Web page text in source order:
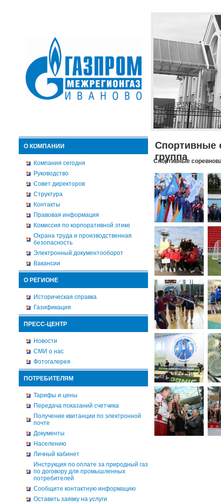
О КОМПАНИИ
Компания сегодня
Руководство
Совет директоров
Структура
Контакты
Правовая информация
Комиссия по корпоративной этике
Охрана труда и производственная
безопасность
Электронный документооборот
Вакансии
О РЕГИОНЕ
Историческая справка
Газификация
ПРЕСС-ЦЕНТР
Новости
СМИ о нас
Фотогалерея
ПОТРЕБИТЕЛЯМ
Тарифы и цены
Передача показаний счетчика
Получение квитанции по электронной
почте
Документы
Населению
Личный кабинет
Инструкция по оплате за природный газ
по договору для промышленных
потребителей
Сообщите контактную информацию
Оставить заявку на услуги
Спортивные
группа
Спортивные